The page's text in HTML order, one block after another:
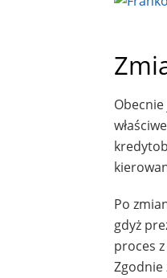
Po
gdyż
proces
Zgodnie